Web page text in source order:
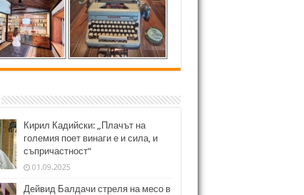
Кирил Кадийски: „Плачът на
големия поет винаги е и сила, и
съпричастност“
01.09.2025
Дейвид Балдачи стреля на месо в